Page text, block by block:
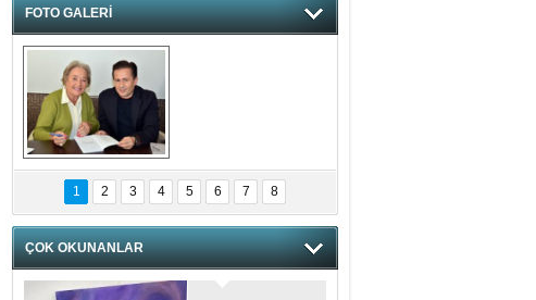
FOTO GALERİ
hnzzzna
1 2 3 4 5 6 7 8
ÇOK OKUNANLAR